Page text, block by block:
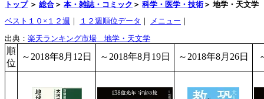
トップ＞ 総合 ＞ 本・雑誌・コミック ＞ 科学・医学・技術 ＞ 地学・天文学
ベスト１０×１２週 ｜ １２週順位データ ｜ メニュー ｜
出典： 楽天ランキング市場 地学・天文学
順
位
～2018年8月12日 ～2018年8月19日 ～2018年8月26日